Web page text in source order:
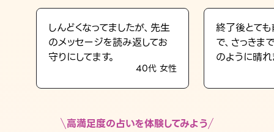
LINE占いを開く
※LINEアプリ内のサービスページへ遷移します
しんどくなってましたが、先生
のメッセージを読み返してお
守りにしてます。
40代 女性
終了後とて
で、さっき
のように晴れ
高満足度の占いを体験してみよう